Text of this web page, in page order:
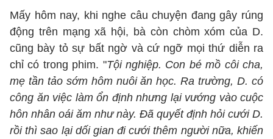
Mấy hôm nay, khi nghe câu chuyện đang gây rúng
động trên mạng xã hội, bà còn chòm xóm của D.
cũng bày tỏ sự bất ngờ và cứ ngỡ mọi thứ diễn ra
chỉ có trong phim. "Tội nghiệp. Con bé mồ côi cha,
mẹ tần tảo sớm hôm nuôi ăn học. Ra trường, D. có
công ăn việc làm ổn định nhưng lại vướng vào cuộc
hôn nhân oái ăm như này. Đã quyết định hỏi cưới D.
rồi thì sao lại dối gian đi cưới thêm người nữa, khiến